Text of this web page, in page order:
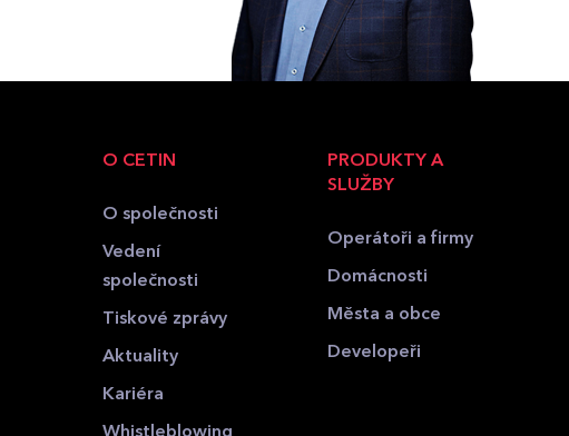
O CETIN
O společnosti
Vedení
společnosti
Tiskové zprávy
Aktuality
Kariéra
Whistleblowing
PRODUKTY A
SLUŽBY
Operátoři a firmy
Domácnosti
Města a obce
Developeři